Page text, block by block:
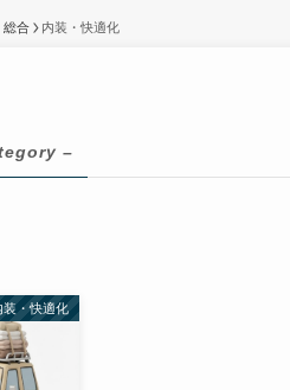
総合 内装・快適化
–
装・快適化